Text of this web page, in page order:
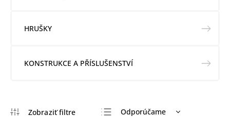
HRUŠKY
KONSTRUKCE A PŘÍSLUŠENSTVÍ
Odporúčame